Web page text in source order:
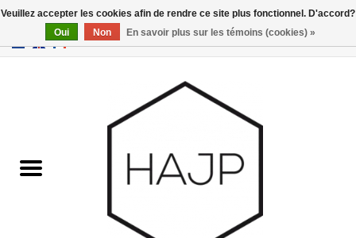
EUR/GBP 0 Articles - €0,00
Gadgets
Veuillez accepter les cookies afin de rendre ce site plus fonctionnel. D'accord?
Oui
Non En savoir plus sur les témoins (cookies) »